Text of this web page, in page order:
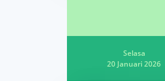
Selasa
20 Januari 2026